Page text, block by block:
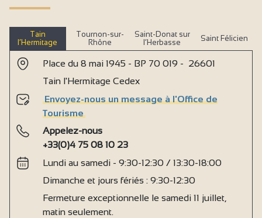
Tain
l’Hermitage
Tournon-sur-
Rhône
Saint-Donat sur
l’Herbasse
Saint Félicien
Place du 8 mai 1945 - BP 70 019 - 26601
Tain l'Hermitage Cedex
Envoyez-nous un message à l'Office de
Tourisme
Appelez-nous
+33(0)4 75 08 10 23
Lundi au samedi - 9:30-12:30 / 13:30-18:00
Dimanche et jours fériés : 9:30-12:30
Fermeture exceptionnelle le samedi 11 juillet,
matin seulement.